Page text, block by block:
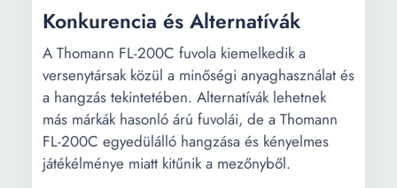
Konkurencia és Alternatívák
A Thomann FL-200C fuvola kiemelkedik a
versenytársak közül a minőségi anyaghasználat és
a hangzás tekintetében. Alternatívák lehetnek
más márkák hasonló árú fuvolái, de a Thomann
FL-200C egyedülálló hangzása és kényelmes
játékélménye miatt kitűnik a mezőnyből.